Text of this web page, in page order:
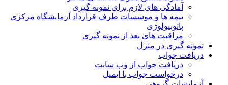
آمادگی های لازم برای نمونه گیری
بیمه ها و موسسات طرف قرارداد آزمایشگاه مرکزی
پاتوبیولوژی
مراقبت های بعد از نمونه گیری
نمونه گیری در منزل
دریافت جواب
دریافت جواب از وب سایت
درخواست جواب با ایمیل